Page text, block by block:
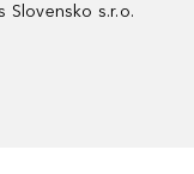
Slovensko s.r.o.